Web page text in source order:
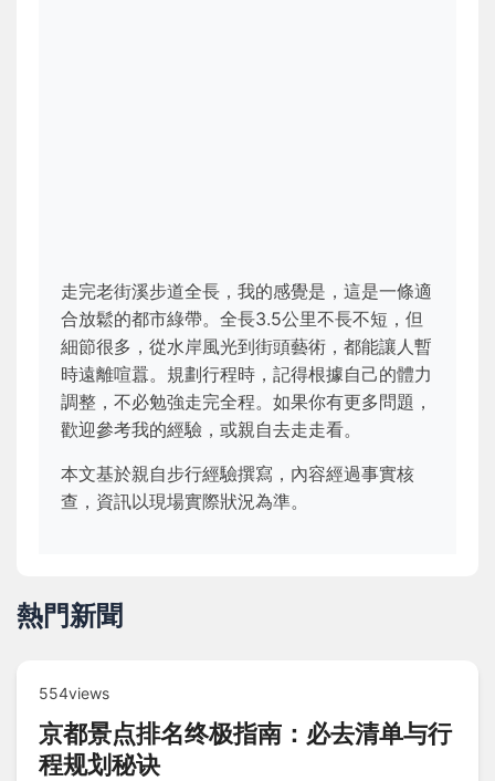
走完老街溪步道全長，我的感覺是，這是一條適
合放鬆的都市綠帶。全長3.5公里不長不短，但
細節很多，從水岸風光到街頭藝術，都能讓人暫
時遠離喧囂。規劃行程時，記得根據自己的體力
調整，不必勉強走完全程。如果你有更多問題，
歡迎參考我的經驗，或親自去走走看。
本文基於親自步行經驗撰寫，內容經過事實核
查，資訊以現場實際狀況為準。
熱門新聞
554views
京都景点排名终极指南：必去清单与行
程规划秘诀